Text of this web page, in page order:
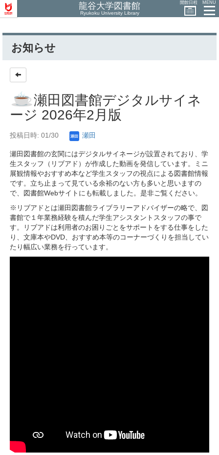
龍谷大学図書館
Ryukoku University Library
開館日程 MENU
お知らせ
瀬田図書館デジタルサイネ
ージ 2026年2月版
投稿日時: 01/30 瀬田
瀬田図書館の玄関にはデジタルサイネージが設置されており、学
生スタッフ（リブアド）が作成した動画を発信しています。ミニ
展観情報やおすすめ本など学生スタッフの視点による図書館情報
です。立ち止まって見ている余裕のない方も多いと思いますの
で、図書館Webサイトにも転載しました。是非ご覧ください。
※リブアドとは瀬田図書館ライブラリーアドバイザーの略で、図
書館で１年業務経験を積んだ学生アシスタントスタッフの事で
す。リブアドは利用者のお困りごとをサポートをする仕事をした
り、文庫本やDVD、おすすめ本等のコーナーづくりを担当してい
たり幅広い業務を行っています。